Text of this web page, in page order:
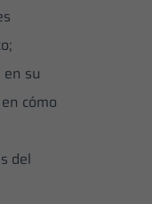
su
cómo
del